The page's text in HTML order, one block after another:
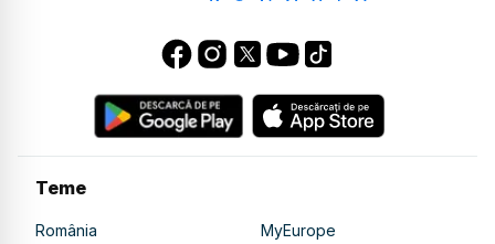
Teme
România
MyEurope